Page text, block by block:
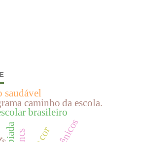
brasileiro
caminho da escola.
saudável